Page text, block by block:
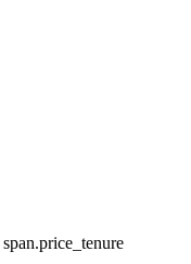
span.price_tenure